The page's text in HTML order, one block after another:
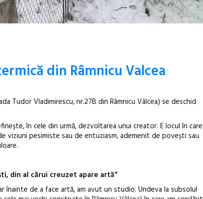
din Râmnicu Valcea
Tudor Vladimirescu, nr.27B din Râmnicu Vâlcea) se deschid
în cele din urmă, dezvoltarea unui creator. E locul în care
pesimiste sau de entuziasm, ademenit de povești sau
din al cărui creuzet apare artă”
înainte de a face artă, am avut un studio. Undeva la subsolul